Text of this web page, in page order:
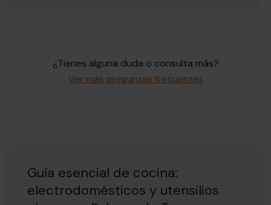
¿Tienes alguna duda o consulta más?
Ver más preguntas frecuentes
Guía esencial de cocina:
electrodomésticos y utensilios